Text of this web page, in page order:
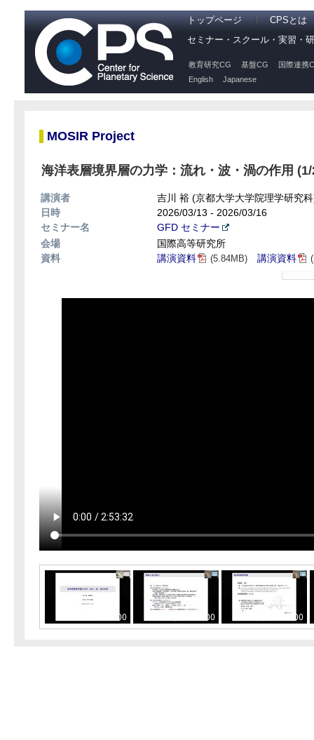
トップページ
CPSとは
セミナー・スクール・実習・
教育研究CG 基盤CG
国際連携
English
Japanese
MOSIR Project
海洋表層境界層の力学：流れ・波・渦の作用
講演者
吉川 裕 (京都大学大学院理学研究
日時
2026/03/13 - 2026/03/16
セミナー名
GFD セミナー
会場
国際高等研究所
資料
講演資料 (5.84MB) 講演資料
00:00:00 00:05:00 00:10:00